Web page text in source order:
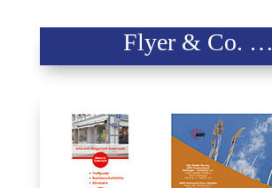
Flyer & Co. …